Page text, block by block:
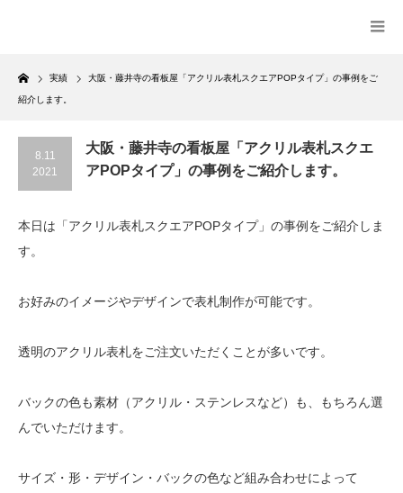
Home
実績 大阪・藤井寺の看板屋「アクリル表札スクエアPOPタイプ」の事例をご
紹介します。
8.11
2021
大阪・藤井寺の看板屋「アクリル表札スクエ
アPOPタイプ」の事例をご紹介します。
本日は「アクリル表札スクエアPOPタイプ」の事例をご紹介しま
す。
お好みのイメージやデザインで表札制作が可能です。
透明のアクリル表札をご注文いただくことが多いです。
バックの色も素材（アクリル・ステンレスなど）も、もちろん選
んでいただけます。
サイズ・形・デザイン・バックの色など組み合わせによって